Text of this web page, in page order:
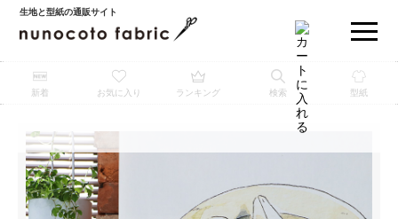
生地と型紙の通販サイト
新着 お気に入り ランキング 検索 型紙